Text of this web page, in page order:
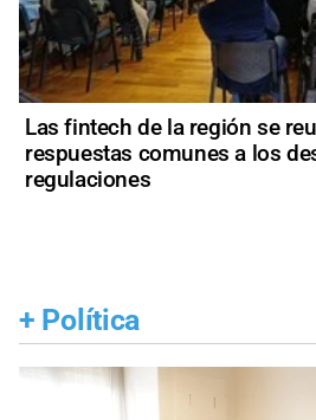
Las fintech de la región se
respuestas comunes a los
regulaciones
+ Política